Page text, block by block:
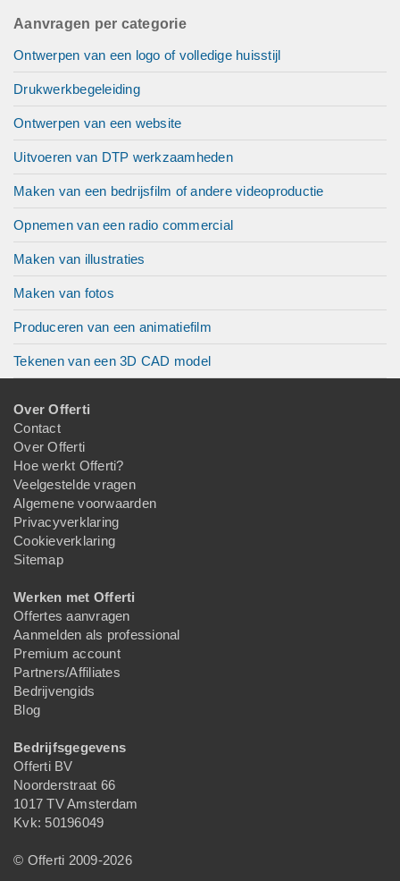
Aanvragen per categorie
Ontwerpen van een logo of volledige huisstijl
Drukwerkbegeleiding
Ontwerpen van een website
Uitvoeren van DTP werkzaamheden
Maken van een bedrijsfilm of andere videoproductie
Opnemen van een radio commercial
Maken van illustraties
Maken van fotos
Produceren van een animatiefilm
Tekenen van een 3D CAD model
Over Offerti
Contact
Over Offerti
Hoe werkt Offerti?
Veelgestelde vragen
Algemene voorwaarden
Privacyverklaring
Cookieverklaring
Sitemap
Werken met Offerti
Offertes aanvragen
Aanmelden als professional
Premium account
Partners/Affiliates
Bedrijvengids
Blog
Bedrijfsgegevens
Offerti BV
Noorderstraat 66
1017 TV Amsterdam
Kvk: 50196049
© Offerti 2009-2026